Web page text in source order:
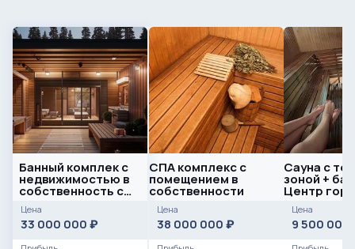
Банный комплек с
недвижимостью в
собственность с
землей
Цена
33 000 000 ₽
СПА комплекс с
помещением в
собственности
Цена
38 000 000 ₽
Сауна с
зоной +
Центр
Цена
9 500 000